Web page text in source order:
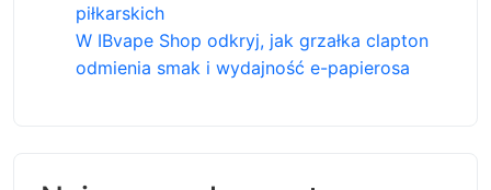
piłkarskich
W IBvape Shop odkryj, jak grzałka clapton
odmienia smak i wydajność e-papierosa